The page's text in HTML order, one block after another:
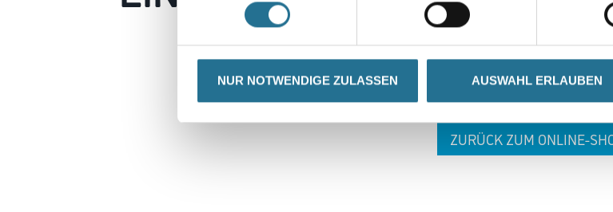
NUR NOTWENDIGE ZULASSEN AUSWAHL ERLAUBEN
Erkunden Sie in der Zwischenzeit unseren Online-
ZURÜCK ZUM ONLINE-